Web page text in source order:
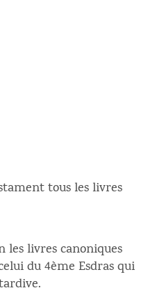
tous les livres
les livres canoniques
du 4ème Esdras qui